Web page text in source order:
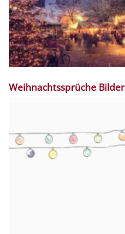
Weihnachtssprüche Bilder